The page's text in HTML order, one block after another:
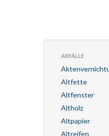
ABFÄLLE
Altfette
Altfenster
Altholz
Altpapier
Altreifen